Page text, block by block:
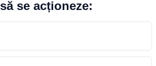
se acționeze: